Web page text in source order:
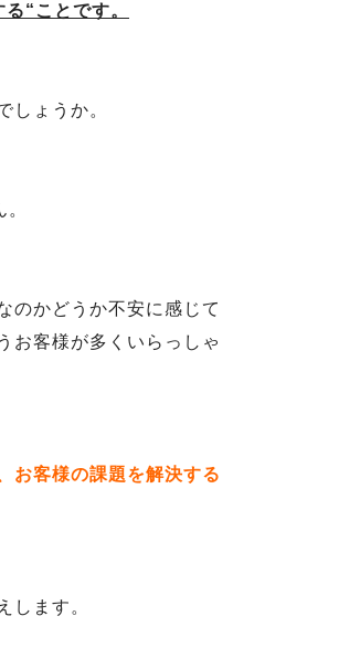
“ことです。
しょうか。
のかどうか不安に感じて
お客様が多くいらっしゃ
お客様の課題を解決する
します。